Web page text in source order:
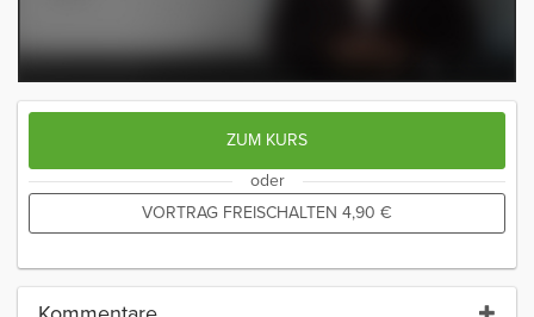
ZUM KURS
oder
VORTRAG FREISCHALTEN 4,90 €